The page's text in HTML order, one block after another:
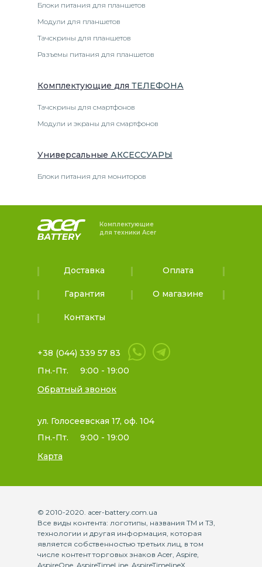
Блоки питания для планшетов
Модули для планшетов
Тачскрины для планшетов
Разъемы питания для планшетов
Комплектующие для ТЕЛЕФОНА
Тачскрины для смартфонов
Модули и экраны для смартфонов
Универсальные АКСЕССУАРЫ
Блоки питания для мониторов
Комплектующие
для техники Acer
Доставка Оплата
Гарантия О магазине
Контакты
+38 (044) 339 57 83
Пн.-Пт.
9:00 - 19:00
Обратный звонок
ул. Голосеевская 17, оф. 104
Пн.-Пт.
9:00 - 19:00
Карта
© 2010-2020. acer-battery.com.ua
Все виды контента: логотипы, названия ТМ и ТЗ,
технологии и другая информация, которая
является собственностью третьих лиц, в том
числе контент торговых знаков Acer, Aspire,
AspireOne, AspireTimeLine, AspireTimelineX,